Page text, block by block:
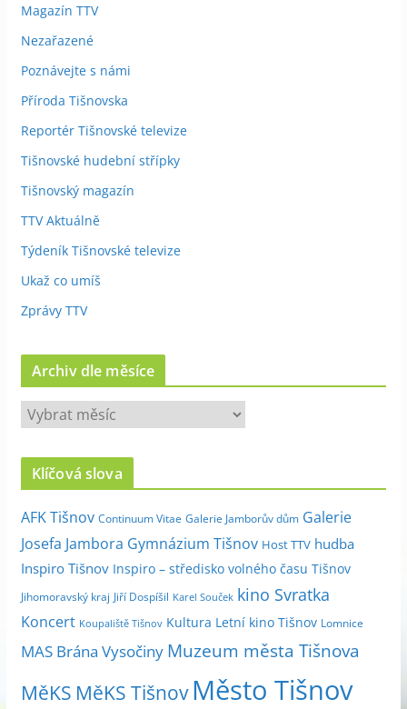
Magazín TTV
Nezařazené
Poznávejte s námi
Příroda Tišnovska
Reportér Tišnovské televize
Tišnovské hudební střípky
Tišnovský magazín
TTV Aktuálně
Týdeník Tišnovské televize
Ukaž co umíš
Zprávy TTV
Archiv dle měsíce
A
r
c
v
d
l
e
m
s
í
Klíčová slova
AFK Tišnov Continuum Vitae Galerie Jamborův dům Galerie
Josefa Jambora Gymnázium Tišnov Host TTV hudba
Inspiro Tišnov Inspiro – středisko volného času Tišnov
Jihomoravský kraj Jiří Dospíšil Karel Souček kino Svratka
Koncert Koupaliště Tišnov Kultura Letní kino Tišnov Lomnice
MAS Brána Vysočiny Muzeum města Tišnova
MěKS MěKS Tišnov Město Tišnov